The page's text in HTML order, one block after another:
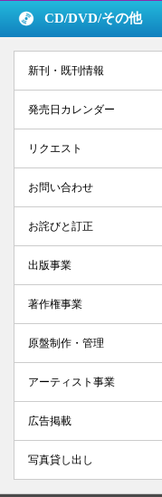
CD/DVD/その他
新刊・既刊情報
発売日カレンダー
リクエスト
お問い合わせ
お詫びと訂正
出版事業
著作権事業
原盤制作・管理
アーティスト事業
広告掲載
写真貸し出し